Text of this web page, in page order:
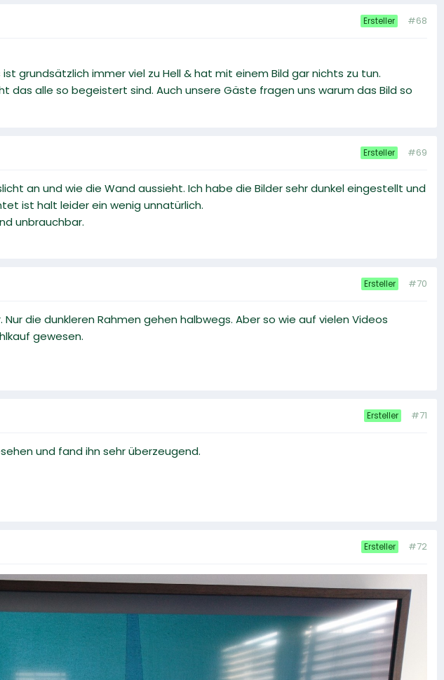
Ersteller #68
grundsätzlich immer viel zu Hell & hat mit einem Bild gar nichts zu tun.
das alle so begeistert sind. Auch unsere Gäste fragen uns warum das Bild so
Ersteller #69
an und wie die Wand aussieht. Ich habe die Bilder sehr dunkel eingestellt und
ist halt leider ein wenig unnatürlich.
unbrauchbar.
Ersteller #70
die dunkleren Rahmen gehen halbwegs. Aber so wie auf vielen Videos
gewesen.
Ersteller #71
und fand ihn sehr überzeugend.
Ersteller #72